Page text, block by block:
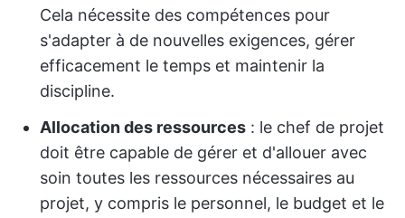
Cela nécessite des compétences pour
s'adapter à de nouvelles exigences, gérer
efficacement le temps et maintenir la
discipline.
Allocation des ressources : le chef de projet
doit être capable de gérer et d'allouer avec
soin toutes les ressources nécessaires au
projet, y compris le personnel, le budget et le